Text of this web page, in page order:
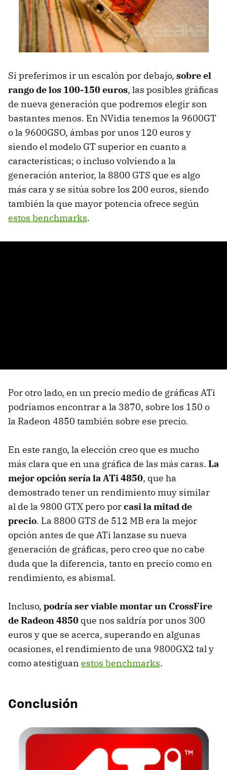
Si preferimos ir un escalón por debajo, sobre el
rango de los 100-150 euros, las posibles gráficas
de nueva generación que podremos elegir son
bastantes menos. En NVidia tenemos la 9600GT
o la 9600GSO, ámbas por unos 120 euros y
siendo el modelo GT superior en cuanto a
características; o incluso volviendo a la
generación anterior, la 8800 GTS que es algo
más cara y se sitúa sobre los 200 euros, siendo
también la que mayor potencia ofrece según
estos benchmarks.
Por otro lado, en un precio medio de gráficas ATi
podríamos encontrar a la 3870, sobre los 150 o
la Radeon 4850 también sobre ese precio.
En este rango, la elección creo que es mucho
más clara que en una gráfica de las más caras. La
mejor opción sería la ATi 4850, que ha
demostrado tener un rendimiento muy similar
al de la 9800 GTX pero porcasi la mitad de
precio. La 8800 GTS de 512 MB era la mejor
opción antes de que ATi lanzase su nueva
generación de gráficas, pero creo que no cabe
duda que la diferencia, tanto en precio como en
rendimiento, es abismal.
Incluso, podría ser viable montar un CrossFire
de Radeon 4850 que nos saldría por unos 300
euros y que se acerca, superando en algunas
ocasiones, el rendimiento de una 9800GX2 tal y
como atestiguan estos benchmarks.
Conclusión